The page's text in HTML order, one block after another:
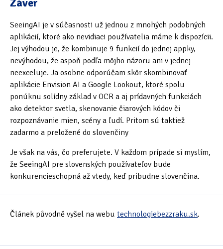
Záver
SeeingAI je v súčasnosti už jednou z mnohých podobných
aplikácií, ktoré ako nevidiaci používatelia máme k dispozícii.
Jej výhodou je, že kombinuje 9 funkcií do jednej appky,
nevýhodou, že aspoň podľa môjho názoru ani v jednej
neexceluje. Ja osobne odporúčam skôr skombinovať
aplikácie Envision AI a Google Lookout, ktoré spolu
ponúknu solídny základ v OCR a aj prídavných funkciách
ako detektor svetla, skenovanie čiarových kódov či
rozpoznávanie mien, scény a ľudí. Pritom sú taktiež
zadarmo a preložené do slovenčiny
Je však na vás, čo preferujete. V každom prípade si myslím,
že SeeingAI pre slovenských používateľov bude
konkurencieschopná až vtedy, keď pribudne slovenčina.
Článek původně vyšel na webu technologiebezzraku.sk.